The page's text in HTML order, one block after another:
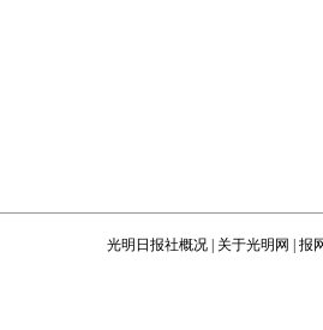
光明日报社概况 关于光明网 报